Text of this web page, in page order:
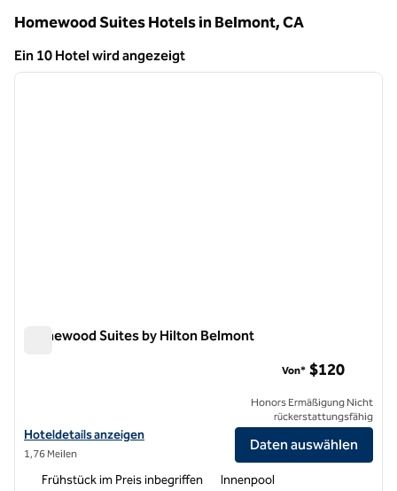
Homewood Suites Hotels in Belmont,CA
Ein 10 Hotel wird angezeigt
Ein 10 Hotel wird angezeigt
1 von 12
Homewood Suites by Hilton Belmont
Hoteldetails für Homewood Suites by Hilton Belmont anzeigen
Hoteldetails anzeigen
1,76 Meilen
Von* $120
Honors Ermäßigung Nicht
rückerstattungsfähig
Daten auswählen
Frühstück im Preis inbegriffen Innenpool